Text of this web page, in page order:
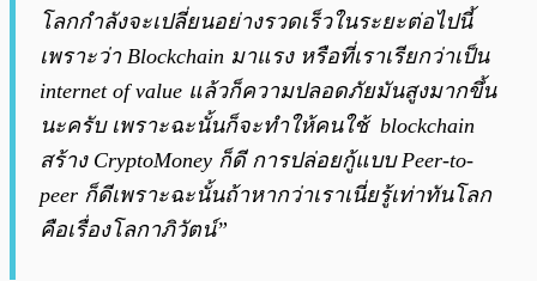
โลกกำลังจะเปลี่ยนอย่างรวดเร็วในระยะต่อไปนี้
เพราะว่า Blockchain มาแรง หรือที่เราเรียกว่าเป็น
internet of value แล้วก็ความปลอดภัยมันสูงมากขึ้น
นะครับ เพราะฉะนั้นก็จะทำให้คนใช้ blockchain
สร้าง CryptoMoney ก็ดี การปล่อยกู้แบบ Peer-to-
peer ก็ดีเพราะฉะนั้นถ้าหากว่าเราเนี่ยรู้เท่าทันโลก
คือเรื่องโลกาภิวัตน์”